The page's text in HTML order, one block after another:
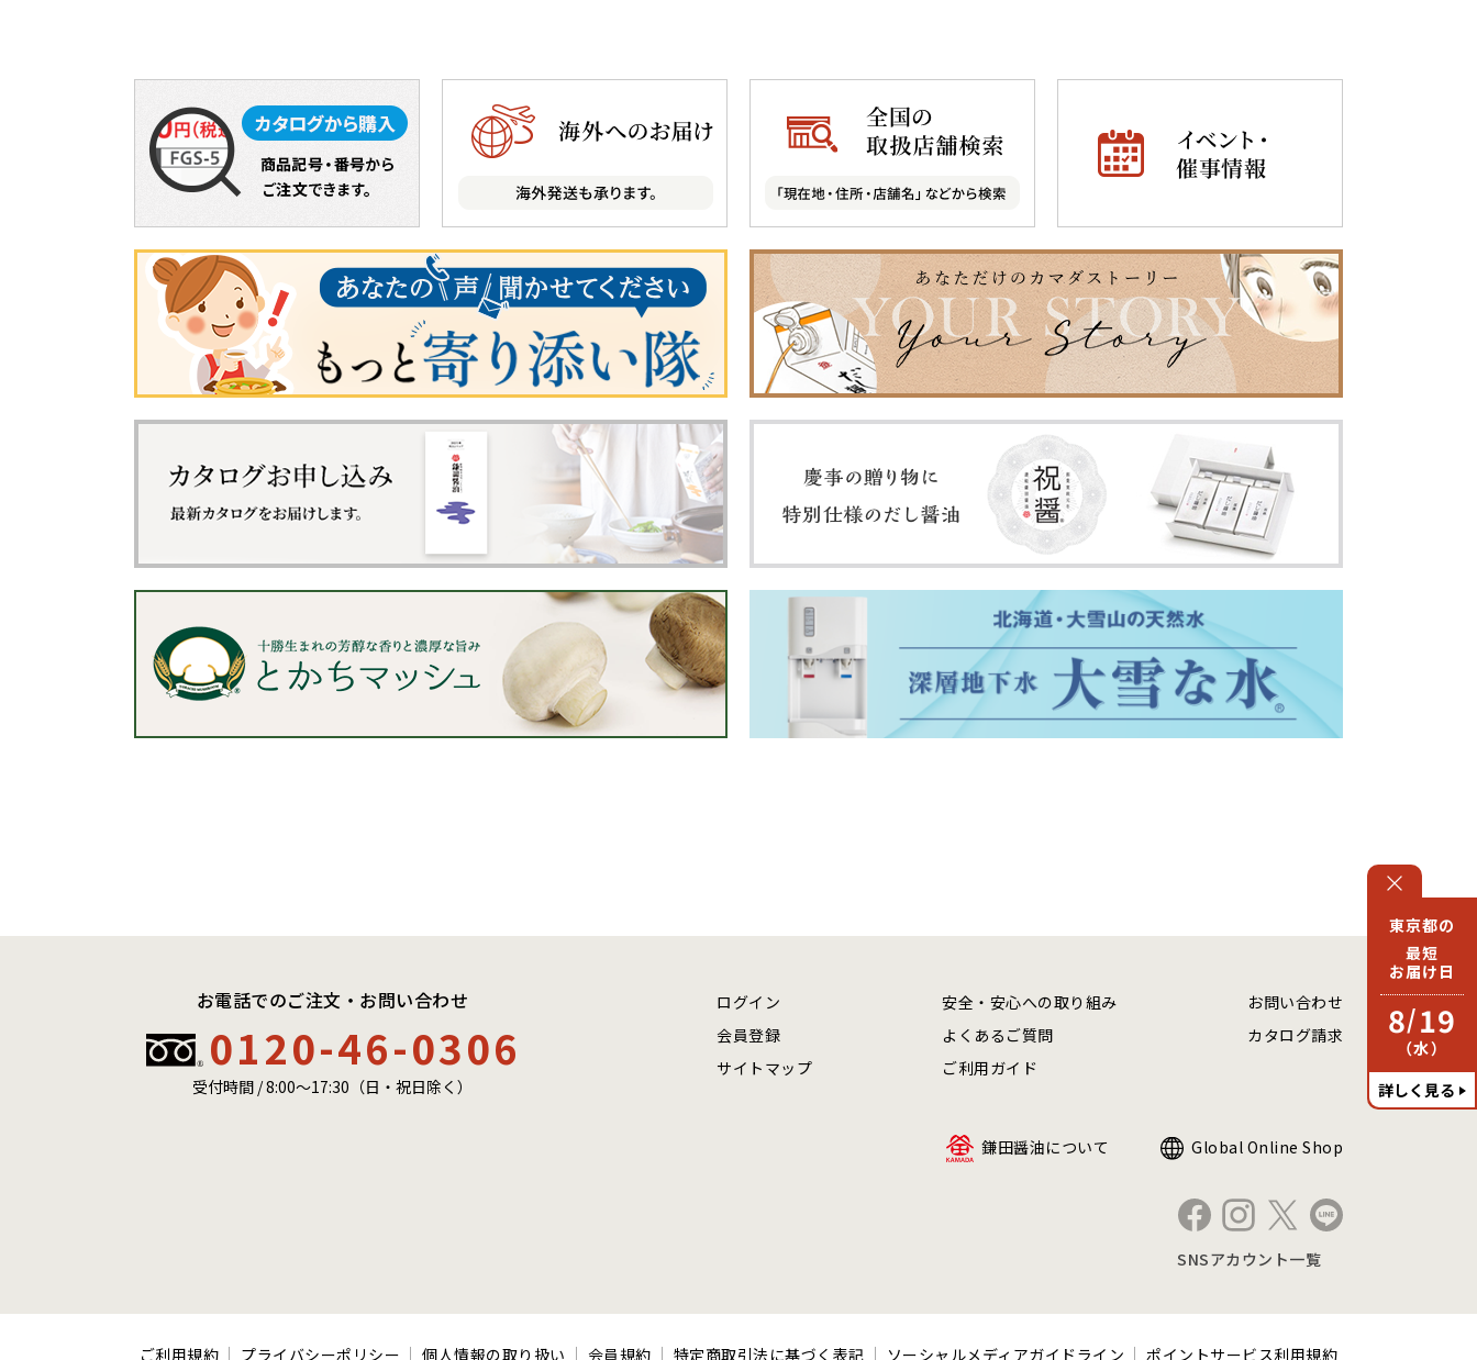
東京都の
最短
お届け日
8/19
（水）
詳しく見る
お電話でのご注文・お問い合わせ
0120-46-0306
受付時間 / 8:00〜17:30（日・祝日除く）
ログイン
会員登録
サイトマップ
安全・安心への取り組み
よくあるご質問
ご利用ガイド
お問い合わせ
カタログ請求
鎌田醤油について Global Online Shop
SNSアカウント一覧
ご利用規約 プライバシーポリシー 個人情報の取り扱い 会員規約 特定商取引法に基づく表記 ソーシャルメディアガイドライン ポイントサービス利用規約